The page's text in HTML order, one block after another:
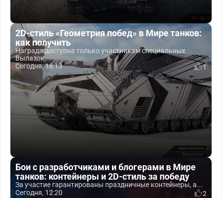
2D-стиль «Геометрия побед» в Мире танков:
как получить
Награда доступна только участникам специальных
Вылазок,...
Сегодня, 18:13
1
Бои с разработчиками и блогерами в Мире
танков: контейнеры и 2D-стиль за победу
За участие гарантированы праздничные контейнеры, а...
Сегодня, 12:20
2